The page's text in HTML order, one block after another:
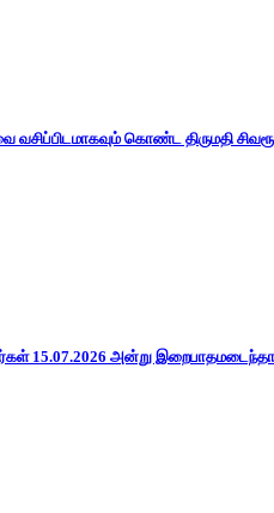
வசிப்பிடமாகவும் கொண்ட திருமதி
15.07.2026 அன்று